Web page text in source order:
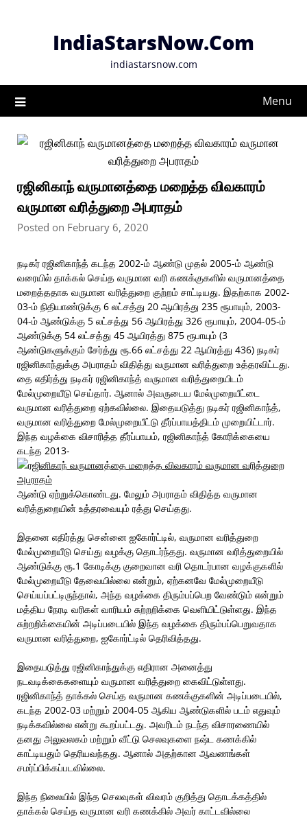
IndiaStarsNow.Com
indiastarsnow.com
Menu
ரஜினிகாந் வருமானத்தை மறைத்த விவகாரம்
வருமான வரித்துறை அபராதம்
Posted on February 6, 2020
நடிகர் ரஜினிகாந்த் கடந்த 2002-ம் ஆண்டு முதல் 2005-ம் ஆண்டு
வரையில் தாக்கல் செய்த வருமான வரி கணக்குகளில் வருமானத்தை
மறைத்ததாக வருமான வரித்துறை குற்றம் சாட்டியது. இதற்காக 2002-
03-ம் நிதியாண்டுக்கு 6 லட்சத்து 20 ஆயிரத்து 235 ரூபாயும், 2003-
04-ம் ஆண்டுக்கு 5 லட்சத்து 56 ஆயிரத்து 326 ரூபாயும், 2004-05-ம்
ஆண்டுக்கு 54 லட்சத்து 45 ஆயிரத்து 875 ரூபாயும் (3
ஆண்டுகளுக்கும் சேர்த்து ரூ.66 லட்சத்து 22 ஆயிரத்து 436) நடிகர்
ரஜினிகாந்துக்கு அபராதம் விதித்து வருமான வரித்துறை உத்தரவிட்டது.
தை எதிர்த்து நடிகர் ரஜினிகாந்த் வருமான வரித்துறையிடம்
மேல்முறையீடு செய்தார். ஆனால் அவருடைய மேல்முறையீட்டை
வருமான வரித்துறை ஏற்கவில்லை. இதையடுத்து நடிகர் ரஜினிகாந்த்,
வருமான வரித்துறை மேல்முறையீட்டு தீர்ப்பாயத்திடம் முறையிட்டார்.
இந்த வழக்கை விசாரித்த தீர்ப்பாயம், ரஜினிகாந்த் கோரிக்கையை
கடந்த 2013-
ஆண்டு ஏற்றுக்கொண்டது. மேலும் அபராதம் விதித்த வருமான
வரித்துறையின் உத்தரவையும் ரத்து செய்தது.
இதனை எதிர்த்து சென்னை ஐகோர்ட்டில், வருமான வரித்துறை
மேல்முறையீடு செய்து வழக்கு தொடர்ந்தது. வருமான வரித்துறையில்
ஆண்டுக்கு ரூ.1 கோடிக்கு குறைவான வரி தொடர்பான வழக்குகளில்
மேல்முறையீடு தேவையில்லை என்றும், ஏற்கனவே மேல்முறையீடு
செய்யப்பட்டிருந்தால், அந்த வழக்கை திரும்பப்பெற வேண்டும் என்றும்
மத்திய நேரடி வரிகள் வாரியம் சுற்றறிக்கை வெளியிட்டுள்ளது. இந்த
சுற்றறிக்கையின் அடிப்படையில் இந்த வழக்கை திரும்பப்பெறுவதாக
வருமான வரித்துறை, ஐகோர்ட்டில் தெரிவித்தது.
இதையடுத்து ரஜினிகாந்துக்கு எதிரான அனைத்து
நடவடிக்கைகளையும் வருமான வரித்துறை கைவிட்டுள்ளது.
ரஜினிகாந்த் தாக்கல் செய்த வருமான கணக்குகளின் அடிப்படையில்,
கடந்த 2002-03 மற்றும் 2004-05 ஆகிய ஆண்டுகளில் படம் எதுவும்
நடிக்கவில்லை என்று கூறப்பட்டது. அவரிடம் நடந்த விசாரணையில்
தனது அலுவலகம் மற்றும் வீட்டு செலவுகளை நஷ்ட கணக்கில்
காட்டியதும் தெரியவந்தது. ஆனால் அதற்கான ஆவணங்கள்
சமர்ப்பிக்கப்படவில்லை.
இந்த நிலையில் இந்த செலவுகள் விவரம் குறித்து தொடக்கத்தில்
தாக்கல் செய்த வருமான வரி கணக்கில் அவர் காட்டவில்லை